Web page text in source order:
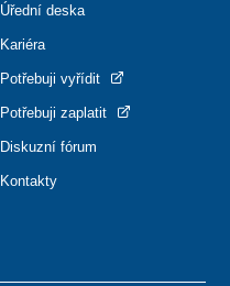
Úřední deska
Kariéra
Potřebuji vyřídit
Potřebuji zaplatit
Diskuzní fórum
Kontakty